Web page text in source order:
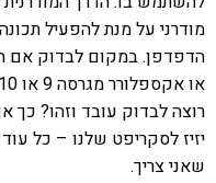
מודרני על מנת להפעיל
הדפדפן. במקום לבדוק אם
רוצה לבדוק עובד וזהו? כך
יזיז לסקריפט שלנו – כל
שאני צריך.